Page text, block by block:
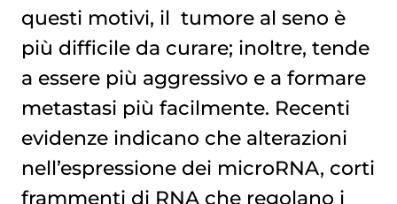
questi motivi, il tumore al seno è
più difficile da curare; inoltre, tende
a essere più aggressivo e a formare
metastasi più facilmente. Recenti
evidenze indicano che alterazioni
nell’espressione dei microRNA, corti
frammenti di RNA che regolano i